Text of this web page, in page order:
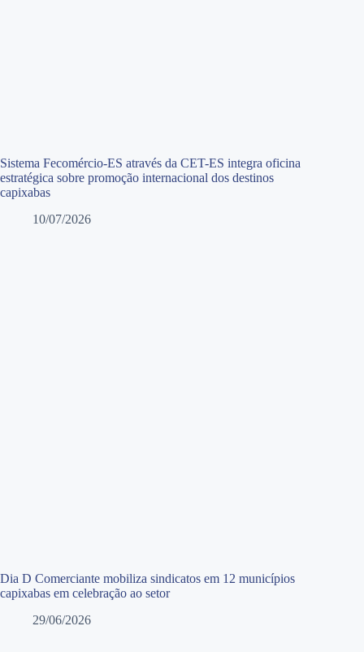
Sistema Fecomércio-ES através da CET-ES integra oficina
estratégica sobre promoção internacional dos destinos
capixabas
10/07/2026
Dia D Comerciante mobiliza sindicatos em 12 municípios
capixabas em celebração ao setor
29/06/2026